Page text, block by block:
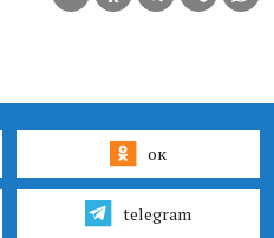
ок
telegram